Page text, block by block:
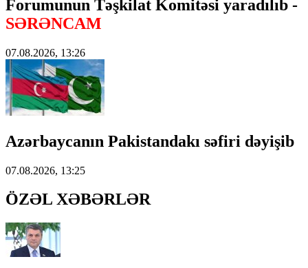
Forumunun Təşkilat Komitəsi yaradılıb -
SƏRƏNCAM
07.08.2026, 13:26
Azərbaycanın Pakistandakı səfiri dəyişib
07.08.2026, 13:25
ÖZƏL XƏBƏRLƏR